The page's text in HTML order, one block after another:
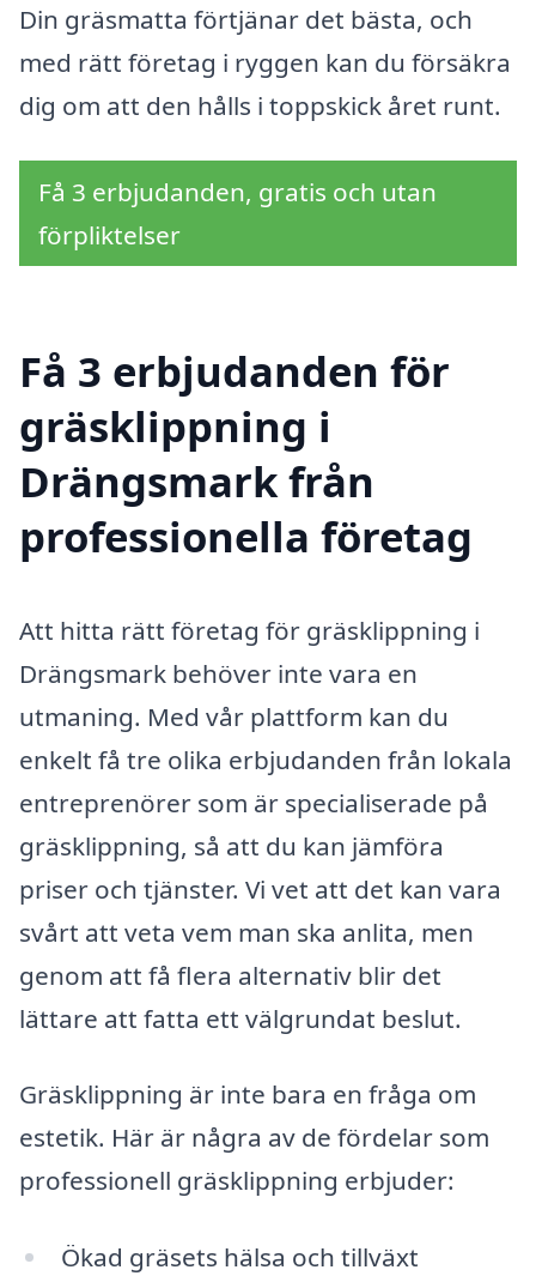
Din gräsmatta förtjänar det bästa, och
med rätt företag i ryggen kan du försäkra
dig om att den hålls i toppskick året runt.
Få 3 erbjudanden, gratis och utan
förpliktelser
Få 3 erbjudanden för
gräsklippning i
Drängsmark från
professionella företag
Att hitta rätt företag för gräsklippning i
Drängsmark behöver inte vara en
utmaning. Med vår plattform kan du
enkelt få tre olika erbjudanden från lokala
entreprenörer som är specialiserade på
gräsklippning, så att du kan jämföra
priser och tjänster. Vi vet att det kan vara
svårt att veta vem man ska anlita, men
genom att få flera alternativ blir det
lättare att fatta ett välgrundat beslut.
Gräsklippning är inte bara en fråga om
estetik. Här är några av de fördelar som
professionell gräsklippning erbjuder:
Ökad gräsets hälsa och tillväxt